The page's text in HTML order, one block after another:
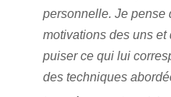
personnelle. Je pense
motivations des uns et
puiser ce qui lui
des techniques